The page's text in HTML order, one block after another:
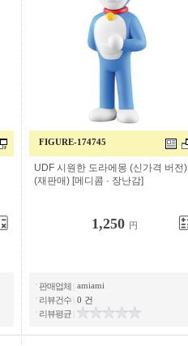
FIGURE-174745
UDF 시원한 도라에몽 (신가격 버전)
(재판매) [메디콤 · 장난감]
1,250 円
판매업체 amiami
리뷰건수 0 건
리뷰평균